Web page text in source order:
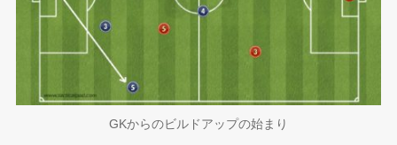
GKからのビルドアップの始まり